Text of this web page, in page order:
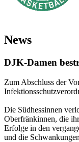
News
DJK-Damen
Zum Abschluss der
Die Südhessinnen
Oberfränkinnen, die
Erfolge in den
und die